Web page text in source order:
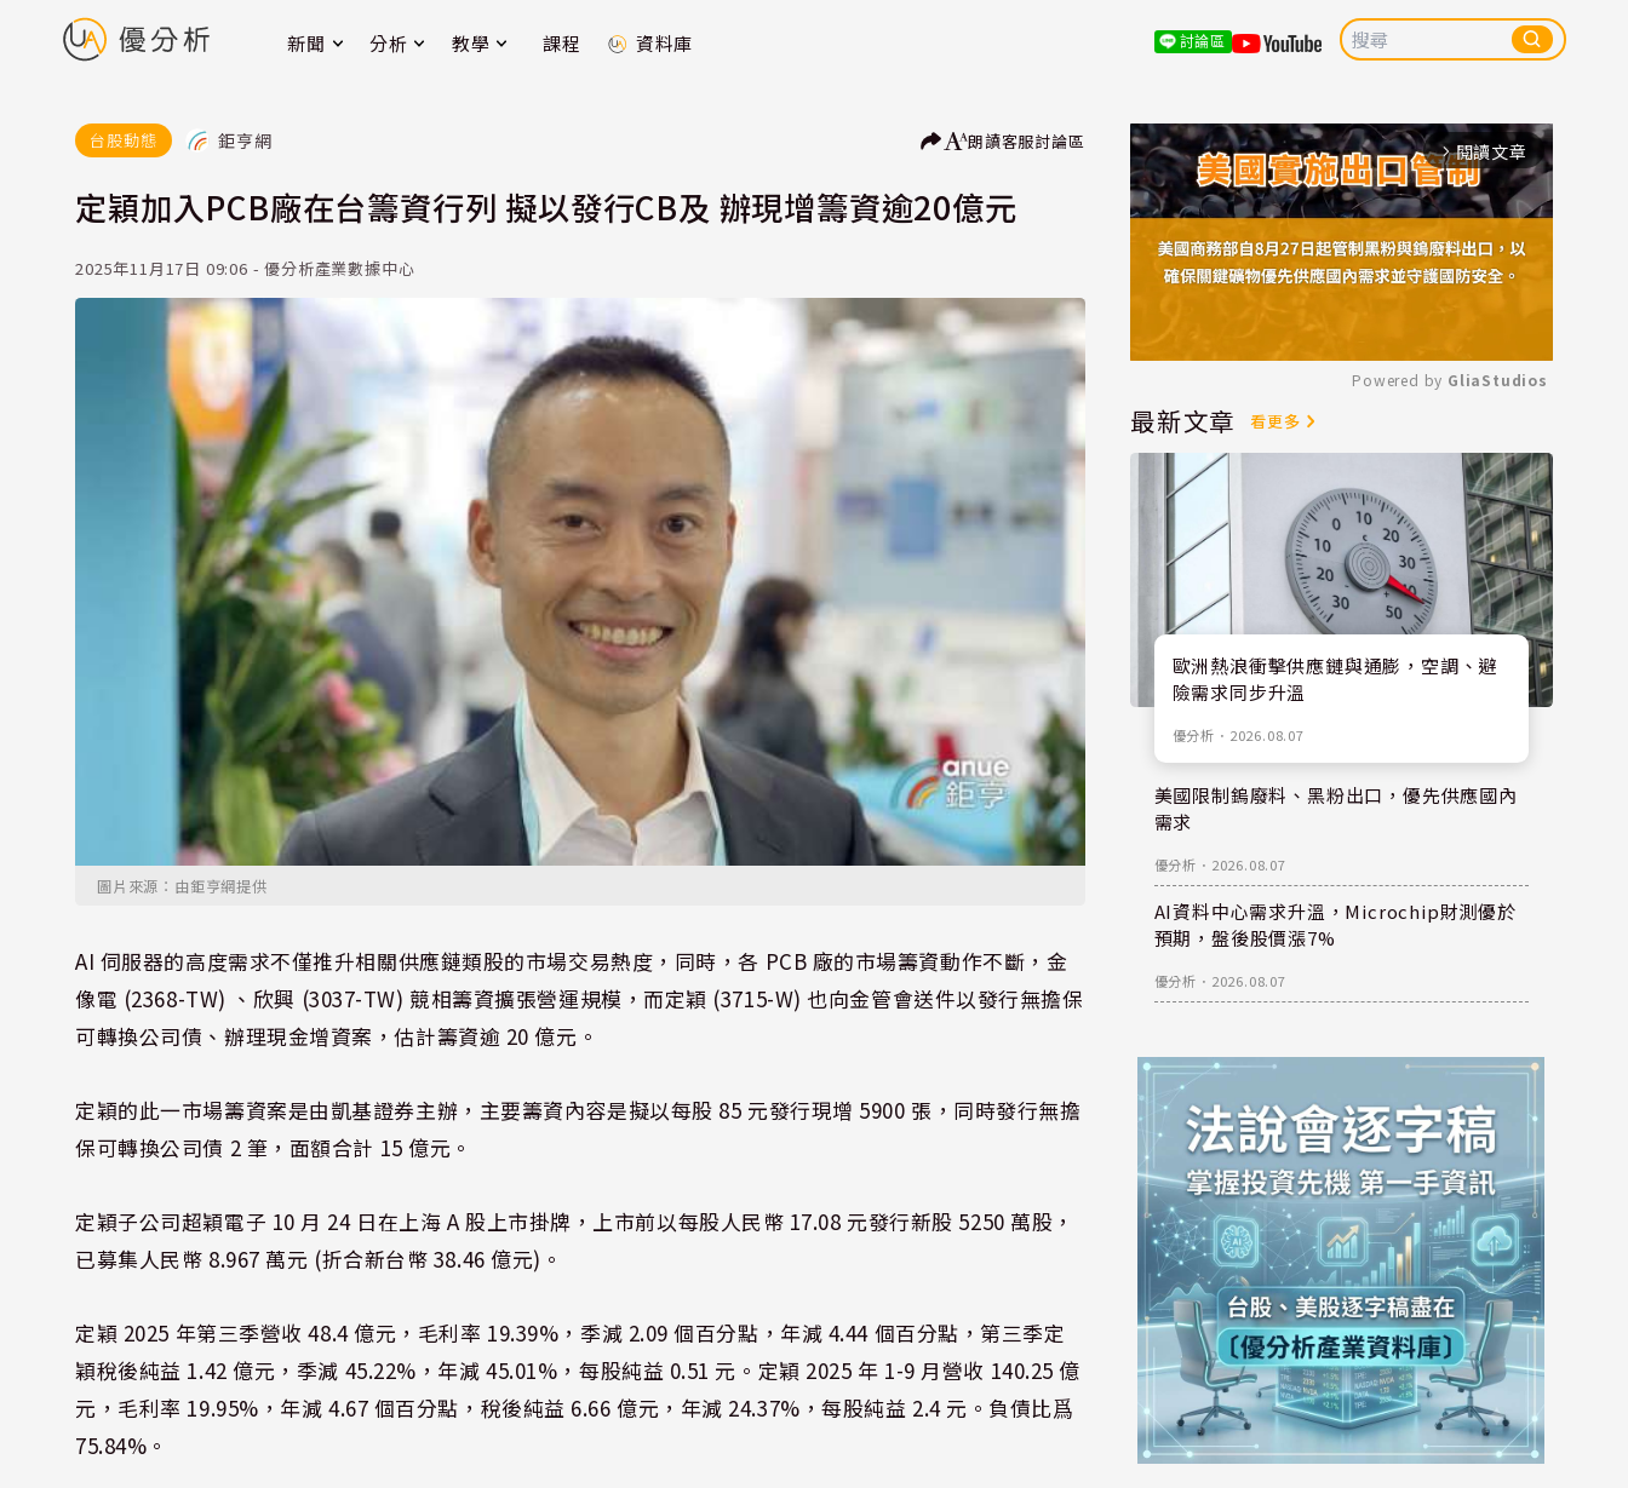
新聞 分析 教學 課程 資料庫 討論區
台股動態 鉅亨網 朗讀客服討論區
定穎加入PCB廠在台籌資行列 擬以發行CB及 辦現增籌資逾20億元
2025年11月17日 09:06 - 優分析產業數據中心
圖片來源：由鉅亨網提供
AI 伺服器的高度需求不僅推升相關供應鏈類股的市場交易熱度，同時，各 PCB 廠的市場籌資動作不斷，金
像電 (2368-TW) 、欣興 (3037-TW) 競相籌資擴張營運規模，而定穎 (3715-W) 也向金管會送件以發行無擔保
可轉換公司債、辦理現金增資案，估計籌資逾 20 億元。
定穎的此一市場籌資案是由凱基證券主辦，主要籌資內容是擬以每股 85 元發行現增 5900 張，同時發行無擔
保可轉換公司債 2 筆，面額合計 15 億元。
定穎子公司超穎電子 10 月 24 日在上海 A 股上市掛牌，上市前以每股人民幣 17.08 元發行新股 5250 萬股，
已募集人民幣 8.967 萬元 (折合新台幣 38.46 億元)。
定穎 2025 年第三季營收 48.4 億元，毛利率 19.39%，季減 2.09 個百分點，年減 4.44 個百分點，第三季定
穎稅後純益 1.42 億元，季減 45.22%，年減 45.01%，每股純益 0.51 元。定穎 2025 年 1-9 月營收 140.25 億
元，毛利率 19.95%，年減 4.67 個百分點，稅後純益 6.66 億元，年減 24.37%，每股純益 2.4 元。負債比爲
75.84%。
arrow_forward_ios 閱讀文章
Mute
Powered by GliaStudios
最新文章 看更多
歐洲熱浪衝擊供應鏈與通膨，空調、避
險需求同步升溫
優分析 ． 2026.08.07
美國限制鎢廢料、黑粉出口，優先供應國內
需求
優分析 ． 2026.08.07
AI資料中心需求升溫，Microchip財測優於
預期，盤後股價漲7%
優分析 ． 2026.08.07